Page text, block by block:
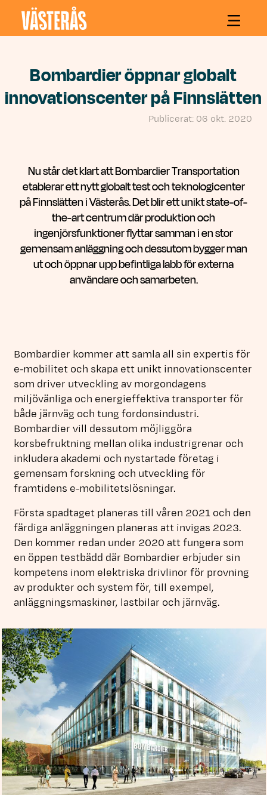
Bombardier öppnar globalt
innovationscenter på Finnslätten
Publicerat: 06 okt. 2020
Nu står det klart att Bombardier Transportation
etablerar ett nytt globalt test och teknologicenter
på Finnslätten i Västerås. Det blir ett unikt state-of-
the-art centrum där produktion och
ingenjörsfunktioner flyttar samman i en stor
gemensam anläggning och dessutom bygger man
ut och öppnar upp befintliga labb för externa
användare och samarbeten.
Bombardier kommer att samla all sin expertis för
e-mobilitet och skapa ett unikt innovationscenter
som driver utveckling av morgondagens
miljövänliga och energieffektiva transporter för
både järnväg och tung fordonsindustri.
Bombardier vill dessutom möjliggöra
korsbefruktning mellan olika industrigrenar och
inkludera akademi och nystartade företag i
gemensam forskning och utveckling för
framtidens e-mobilitetslösningar.
Första spadtaget planeras till våren 2021 och den
färdiga anläggningen planeras att invigas 2023.
Den kommer redan under 2020 att fungera som
en öppen testbädd där Bombardier erbjuder sin
kompetens inom elektriska drivlinor för provning
av produkter och system för, till exempel,
anläggningsmaskiner, lastbilar och järnväg.